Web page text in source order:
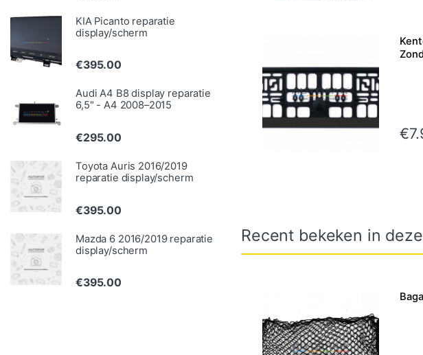
€
Recent bekeken in
KIA Picanto reparatie
display/scherm
€395.00
Audi A4 B8 display reparatie
6,5" - A4 2008–2015
€295.00
Toyota Auris 2016/2019
reparatie display/scherm
€395.00
Mazda 6 2016/2019 reparatie
display/scherm
€395.00